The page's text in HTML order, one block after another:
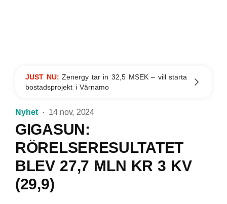
JUST NU:Zenergy tar in 32,5 MSEK – vill starta
bostadsprojekt i Värnamo
Nyhet 14 nov, 2024
GIGASUN:
RÖRELSERESULTATET
BLEV 27,7 MLN KR 3 KV
(29,9)